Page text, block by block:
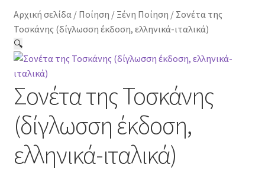
Κατηγορίες Βιβλίων
Συχνές Ερωτήσεις
Επικοινωνία
Αρχική σελίδα/ Ποίηση / Ξένη Ποίηση / Σονέτα της
Τοσκάνης (δίγλωσση έκδοση, ελληνικά-ιταλικά)
🔍
Σονέτα της Τοσκάνης
(δίγλωσση έκδοση,
ελληνικά-ιταλικά)